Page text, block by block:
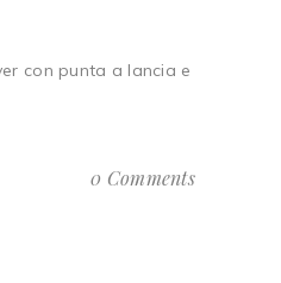
con punta a lancia e
0 Comments